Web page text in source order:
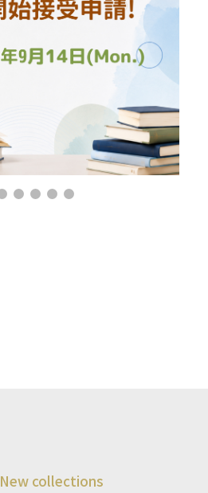
New collections